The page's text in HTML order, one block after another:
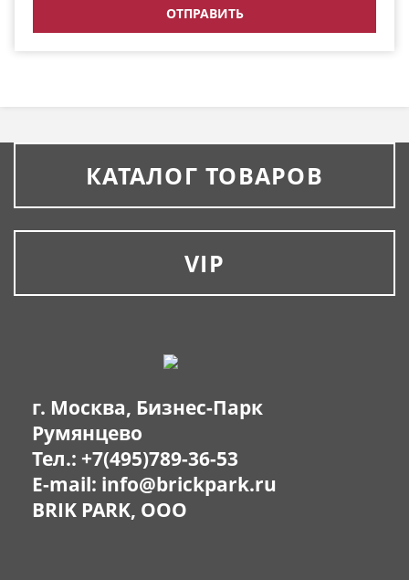
КАТАЛОГ ТОВАРОВ
VIP
г. Москва, Бизнес-Парк
Румянцево
Тел.: +7(495)789-36-53
E-mail: info@brickpark.ru
BRIK PARK, OOO